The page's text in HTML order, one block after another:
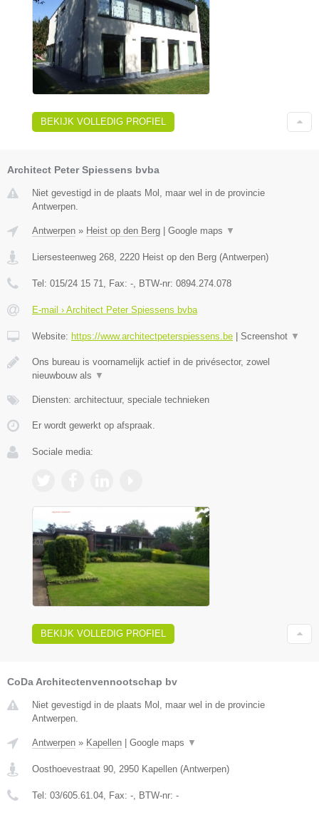
BEKIJK VOLLEDIG PROFIEL
Architect Peter Spiessens bvba
Niet gevestigd in de plaats Mol, maar wel in de provincie
Antwerpen.
Antwerpen » Heist op den Berg Google maps ▼
Liersesteenweg 268 2220 Heist op den Berg (Antwerpen)
Tel: 015/24 15 71 , Fax: - , BTW-nr: 0894.274.078
E-mail › Architect Peter Spiessens bvba
Website: https://www.architectpeterspiessens.be Screenshot ▼
Ons bureau is voornamelijk actief in de privésector, zowel
nieuwbouw als ▼
Diensten: architectuur, speciale technieken
Er wordt gewerkt op afspraak.
Sociale media:
BEKIJK VOLLEDIG PROFIEL
CoDa Architectenvennootschap bv
Niet gevestigd in de plaats Mol, maar wel in de provincie
Antwerpen.
Antwerpen » Kapellen Google maps ▼
Oosthoevestraat 90 2950 Kapellen (Antwerpen)
Tel: 03/605.61.04 , Fax: - , BTW-nr: -